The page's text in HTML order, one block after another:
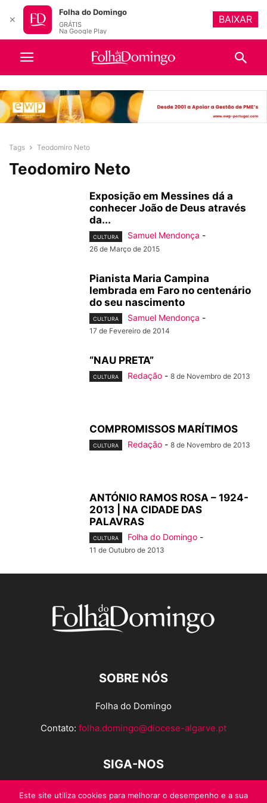
Tags Teodomiro Neto
Teodomiro Neto
Exposição em Messines dá a
conhecer João de Deus através
da...
CULTURA Samuel Mendonça -
26 de Março de 2015
Pianista Maria Campina
lembrada em Faro no centenário
do seu nascimento
CULTURA Samuel Mendonça -
17 de Fevereiro de 2014
“NAU PRETA”
CULTURA Redação - 8 de Novembro de 2013
COMPROMISSOS MARÍTIMOS
CULTURA Redação - 8 de Novembro de 2013
ANTÓNIO RAMOS ROSA – 1924-
2013 | NA CIDADE DAS
PALAVRAS
CULTURA Folha do Domingo -
11 de Outubro de 2013
SOBRE NÓS
Folha do Domingo
Contato: folha.domingo@diocese-algarve.pt
SIGA-NOS
Este site utiliza cookies para melhorar o desempenho e a sua
✕
Folha do Domingo
GRÁTIS
Na Google Play
BAIXAR